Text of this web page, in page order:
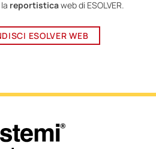
reportisticaweb di ESOLVER.
ESOLVER WEB